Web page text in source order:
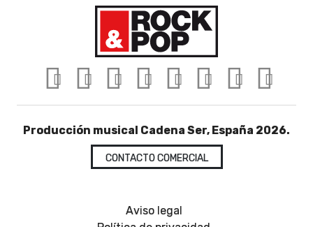
Producción musical Cadena Ser, España 2026.
CONTACTO COMERCIAL
Aviso legal